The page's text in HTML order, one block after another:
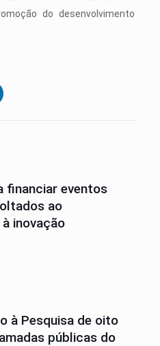
do desenvolvimento
financiar eventos
ao
inovação
à Pesquisa de oito
públicas do